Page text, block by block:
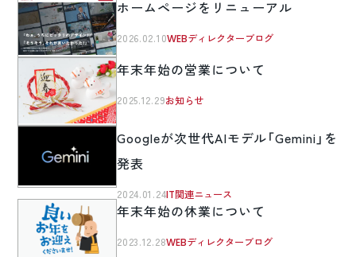
ホームページをリニューアル
2026.02.10WEBディレクターブログ
年末年始の営業について
2025.12.29お知らせ
Googleが次世代AIモデル「Gemini」を
発表
2024.01.24IT関連ニュース
年末年始の休業について
2023.12.28WEBディレクターブログ